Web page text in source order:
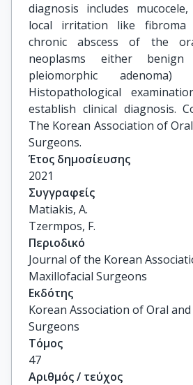
diagnosis includes
local irritation like fibroma
chronic abscess of the
neoplasms either benign
pleiomorphic
Histopathological
establish clinical diagnosis.
The Korean Association of
Surgeons.
Έτος δημοσίευσης
2021
Συγγραφείς
Matiakis, A.
Tzermpos, F.
Περιοδικό
Journal of the Korean
Maxillofacial Surgeons
Εκδότης
Korean Association of Oral
Surgeons
Τόμος
47
Αριθμός / τεύχος